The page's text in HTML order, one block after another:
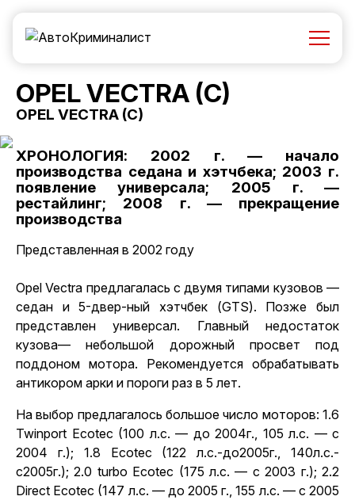
OPEL VECTRA (C)
OPEL VECTRA (C)
ХРОНОЛОГИЯ: 2002 г. — начало
производства седана и хэтчбека; 2003 г.
появление универсала; 2005 г. —
рестайлинг; 2008 г. — прекращение
производства
Представленная в 2002 году
Opel Vectra предлагалась с двумя типами кузовов —
седан и 5-двер-ный хэтчбек (GTS). Позже был
представлен универсал. Главный недостаток
кузова— небольшой дорожный просвет под
поддоном мотора. Рекомендуется обрабатывать
антикором арки и пороги раз в 5 лет.
На выбор предлагалось большое число моторов: 1.6
Twinport Ecotec (100 л.с. — до 2004г., 105 л.с. — с
2004 г.); 1.8 Ecotec (122 л.с.-до2005г., 140л.с.-
с2005г.); 2.0 turbo Ecotec (175 л.с. — с 2003 г.); 2.2
Direct Ecotec (147 л.с. — до 2005 г., 155 л.с. — с 2005